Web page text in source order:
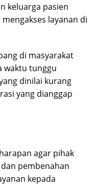
keluarga pasien
layanan di
di masyarakat
waktu tunggu
dinilai kurang
yang dianggap
agar pihak
pembenahan
kepada